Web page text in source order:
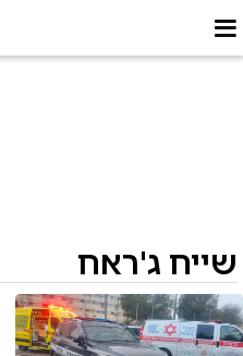
שייח ג'ראח